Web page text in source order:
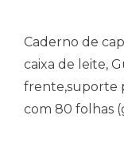
Caderno de
caixa de leite,
frente,suporte
com 80 folhas